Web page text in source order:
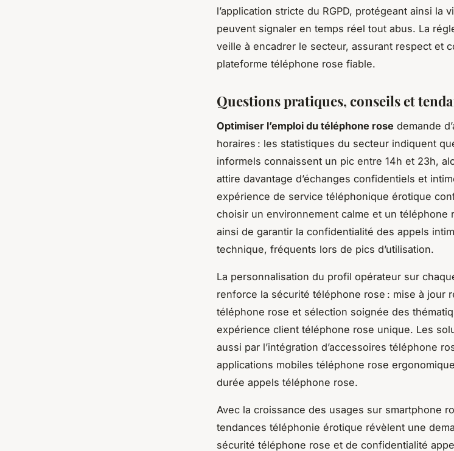
l’application stricte du RGPD, protégeant ainsi la
peuvent signaler en temps réel tout abus. La
veille à encadrer le secteur, assurant respect et
plateforme téléphone rose fiable.
Questions pratiques, conseils et
Optimiser l’emploi du téléphone rose demande
horaires : les statistiques du secteur indiquent
informels connaissent un pic entre 14h et 23h,
attire davantage d’échanges confidentiels et
expérience de service téléphonique érotique
choisir un environnement calme et un téléphone
ainsi de garantir la confidentialité des appels
technique, fréquents lors de pics d’utilisation.
La personnalisation du profil opérateur sur
renforce la sécurité téléphone rose : mise à jour
téléphone rose et sélection soignée des
expérience client téléphone rose unique. Les
aussi par l’intégration d’accessoires téléphone
applications mobiles téléphone rose
durée appels téléphone rose.
Avec la croissance des usages sur smartphone
tendances téléphonie érotique révèlent une
sécurité téléphone rose et de confidentialité